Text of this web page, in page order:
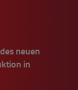
neuen
in